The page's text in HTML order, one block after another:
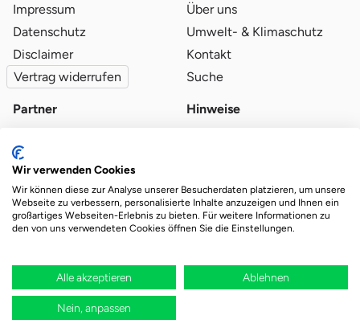
Impressum
Datenschutz
Disclaimer
Vertrag widerrufen
Über uns
Umwelt- & Klimaschutz
Kontakt
Suche
Partner
Qualitätsvoraussetzungen
Partner-Login
Hinweise
Das Ökosystem für beste Ver- und Entsorgung
Durch deine Bestellung wird regional aufgeforstet
Wir verwenden Cookies
Wir können diese zur Analyse unserer Besucherdaten platzieren, um unsere
Webseite zu verbessern, personalisierte Inhalte anzuzeigen und Ihnen ein
großartiges Webseiten-Erlebnis zu bieten. Für weitere Informationen zu
den von uns verwendeten Cookies öffnen Sie die Einstellungen.
Alle akzeptieren Ablehnen
Nein, anpassen